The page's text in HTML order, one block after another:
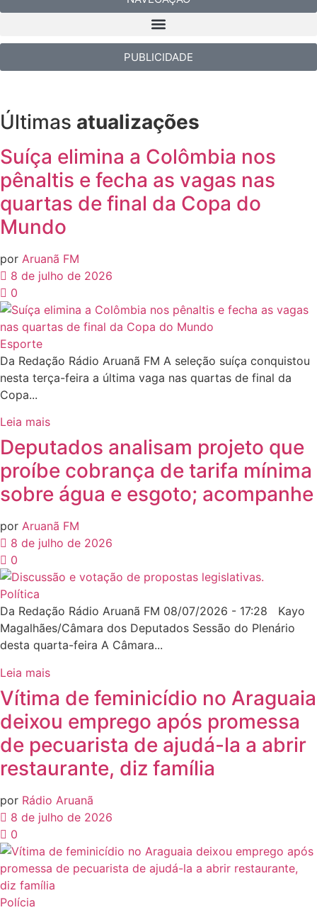
PUBLICIDADE
Últimas atualizações
Suíça elimina a Colômbia nos
pênaltis e fecha as vagas nas
quartas de final da Copa do
Mundo
por Aruanã FM
8 de julho de 2026
0
Esporte
Da Redação Rádio Aruanã FM A seleção suíça conquistou
nesta terça-feira a última vaga nas quartas de final da
Copa...
Leia mais
Deputados analisam projeto que
proíbe cobrança de tarifa mínima
sobre água e esgoto; acompanhe
por Aruanã FM
8 de julho de 2026
0
Política
Da Redação Rádio Aruanã FM 08/07/2026 - 17:28 Kayo
Magalhães/Câmara dos Deputados Sessão do Plenário
desta quarta-feira A Câmara...
Leia mais
Vítima de feminicídio no Araguaia
deixou emprego após promessa
de pecuarista de ajudá-la a abrir
restaurante, diz família
por Rádio Aruanã
8 de julho de 2026
0
Polícia